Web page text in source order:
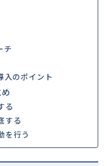
チ
入のポイント
る
する
を行う